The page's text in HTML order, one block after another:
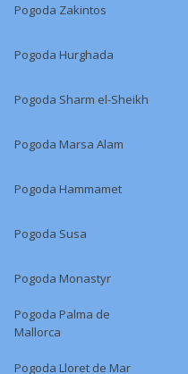
Pogoda Zakintos
Pogoda Hurghada
Pogoda Sharm el-Sheikh
Pogoda Marsa Alam
Pogoda Hammamet
Pogoda Susa
Pogoda Monastyr
Pogoda Palma de
Mallorca
Pogoda Lloret de Mar